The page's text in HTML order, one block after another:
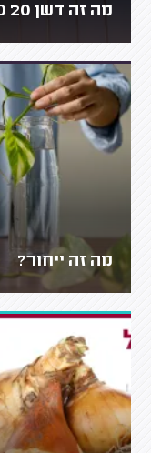
מה זה דשן 20 20 20?
מה זה ייחור?